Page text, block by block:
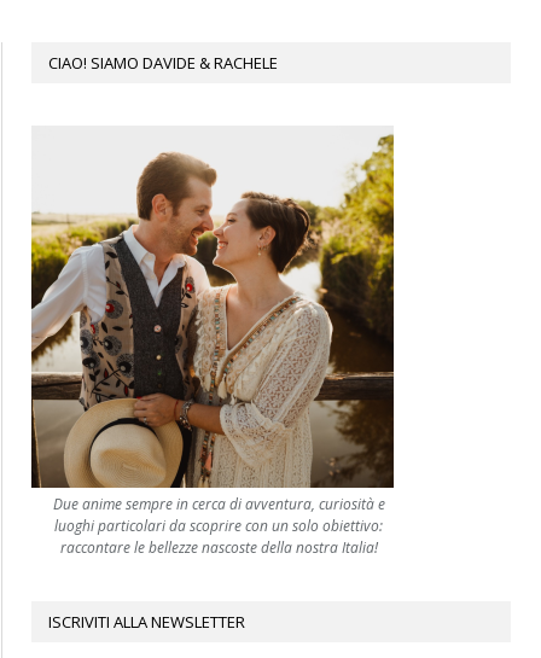
CIAO! SIAMO DAVIDE & RACHELE
Due anime sempre in cerca di avventura, curiosità e
luoghi particolari da scoprire con un solo obiettivo:
raccontare le bellezze nascoste della nostra Italia!
ISCRIVITI ALLA NEWSLETTER